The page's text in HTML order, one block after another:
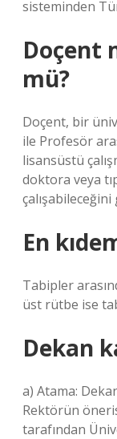
sisteminden
Doçent
mü?
Doçent, bir
ile Profesör
lisansüstü
doktora veya
En
Tabipler
üst rütbe ise
Dekan
a) Atama:
Rektörün
tarafından